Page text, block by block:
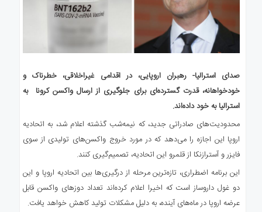
صدای استرالیا- رهبران اروپایی، در اقدامی غیراخلاقی، خطرناک و
خودخواهانه، قدرت گسترده‌ای برای جلوگیری از ارسال واکسن کرونا به
استرالیا به خود داده‌اند.
محدودیت‌های صادراتی جدید، که نیمه‌شب گذشته اعلام شد، به اتحادیه
اروپا این اجازه را می‌دهد که در مورد خروج واکسن‌های تولیدی از سوی
فایزر و آسترازنکا از قلمرو این اتحادیه، تصمیم‌گیری کنند.
این برنامه اضطراری، تازه‌ترین مرحله از درگیری‌ها بین اتحادیه اروپا و این
دو غول داروساز است که اخیرا اعلام کرده‌اند تعداد دوزهای واکسن قابل
عرضه اروپا در ماه‌های آینده، به دلیل مشکلات تولید کاهش خواهد یافت.